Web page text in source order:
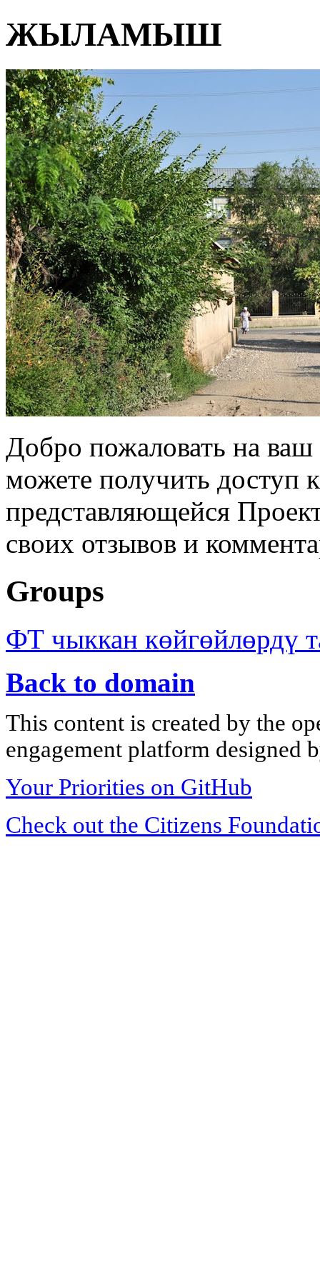
ЖЫЛАМЫШ
Добро пожаловать на
можете получить доступ
представляющейся
своих отзывов и
Groups
ФТ чыккан көйгөйлөрдү
Back to domain
This content is created by the
engagement platform designed
Your Priorities on GitHub
Check out the Citizens